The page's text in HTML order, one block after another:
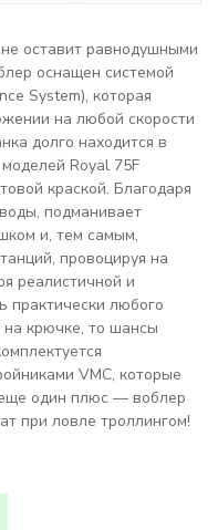
оставит равнодушными
оснащен системой
System), которая
на любой скорости
долго находится в
Royal 75F
краской. Благодаря
подманивает
и, тем самым,
провоцируя на
реалистичной и
практически любого
на крючке, то шансы
VMC, которые
один плюс — воблер
при ловле троллингом!